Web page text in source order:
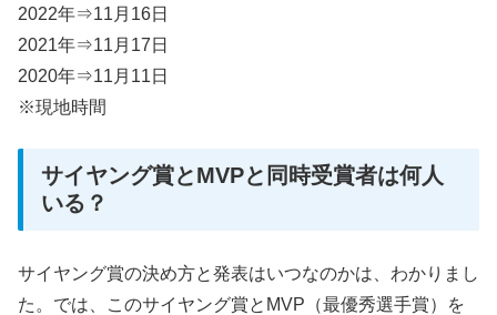
2022年⇒11月16日
2021年⇒11月17日
2020年⇒11月11日
※現地時間
サイヤング賞とMVPと同時受賞者は何人
いる？
サイヤング賞の決め方と発表はいつなのかは、わかりまし
た。では、このサイヤング賞とMVP（最優秀選手賞）を